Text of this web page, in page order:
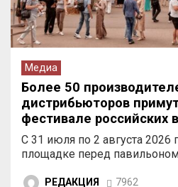
Медиа
Более 50
дистрибьюторов
фестивале российских
ФЕСТ 2026» на ВДНХ
С 31 июля по 2 августа 2026
площадке перед
РЕДАКЦИЯ 7962